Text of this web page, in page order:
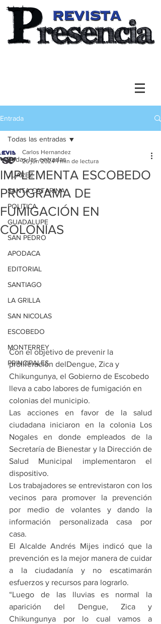
Entrada
Todas las entradas
JUAREZ
SANTA CATARINA
POLITICA
GUADALUPE
SAN PEDRO
APODACA
EDITORIAL
SANTIAGO
LA GRILLA
SAN NICOLAS
ESCOBEDO
MONTERREY
PRINCIPALES
Todas las entradas
IMPLEMENTA ESCOBEDO
PROGRAMA DE
FUMIGACIÓN EN
COLONIAS
Carlos Hernandez
26 jun 2024 1 min de lectura
Con el objetivo de prevenir la
proliferación delDengue, Zica y
Chikungunya, el Gobierno de Escobedo
lleva a cabo labores de fumigación en
colonias del municipio.
Las acciones en favor de la salud
ciudadana iniciaron en la colonia Los
Nogales en donde empleados de la
Secretaría de Bienestar y la Dirección de
Salud Municipal implementaron el
dispositivo.
Los trabajadores se entrevistaron con los
vecinos para promover la prevención
por medio de volantes y dando la
información personalizada casa por
casa.
El Alcalde Andrés Mijes indicó que la
prevención es la mejor manera de cuidar
a la ciudadanía y no escatimarán
esfuerzos y recursos para lograrlo.
“Luego de las lluvias es normal la
aparición del Dengue, Zica y
Chikungunya por lo cual vamos a